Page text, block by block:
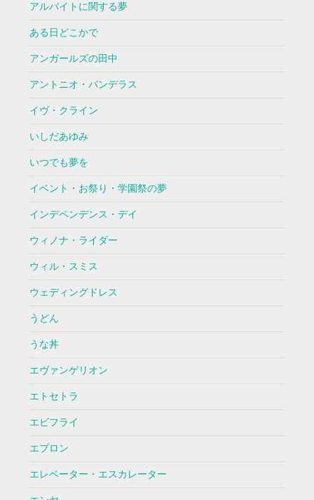
アルバイトに関する夢
ある日どこかで
アンガールズの田中
アントニオ・バンデラス
イヴ・クライン
いしだあゆみ
いつでも夢を
イベント・お祭り・学園祭の夢
インデペンデンス・デイ
ウィノナ・ライダー
ウィル・スミス
ウェディングドレス
うどん
うな丼
エヴァンゲリオン
エトセトラ
エビフライ
エプロン
エレベーター・エスカレーター